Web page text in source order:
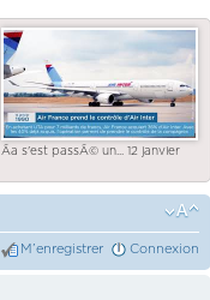
Ãa s'est passÃ© un... 12 janvier
M’enregistrer Connexion